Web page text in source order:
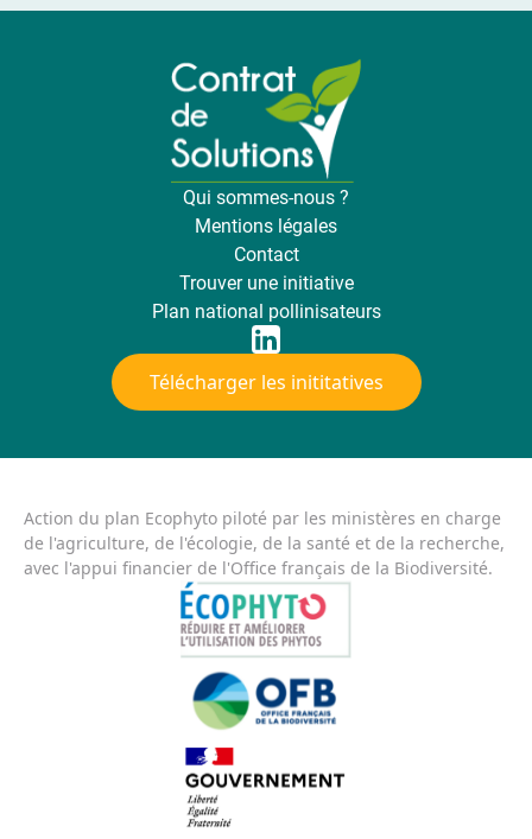
Qui sommes-nous ?
Mentions légales
Contact
Trouver une initiative
Plan national pollinisateurs
Télécharger les inititatives
Action du plan Ecophyto piloté par les ministères en charge
de l'agriculture, de l'écologie, de la santé et de la recherche,
avec l'appui financier de l'Office français de la Biodiversité.